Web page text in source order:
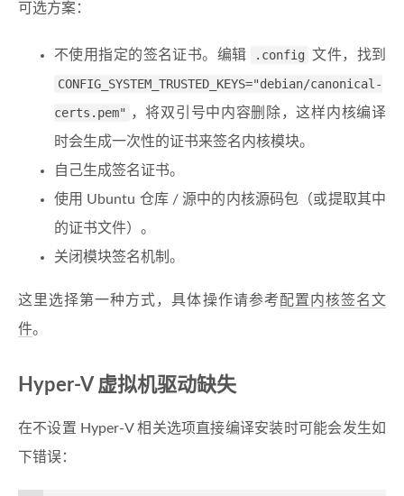
可选方案：
不使用指定的签名证书。编辑 .config 文件，找到
CONFIG_SYSTEM_TRUSTED_KEYS="debian/canonical-
certs.pem" ，将双引号中内容删除，这样内核编译
时会生成一次性的证书来签名内核模块。
自己生成签名证书。
使用 Ubuntu 仓库 / 源中的内核源码包（或提取其中
的证书文件）。
关闭模块签名机制。
这里选择第一种方式，具体操作请参考配置内核签名文
件。
Hyper-V 虚拟机驱动缺失
在不设置 Hyper-V 相关选项直接编译安装时可能会发生如
下错误：